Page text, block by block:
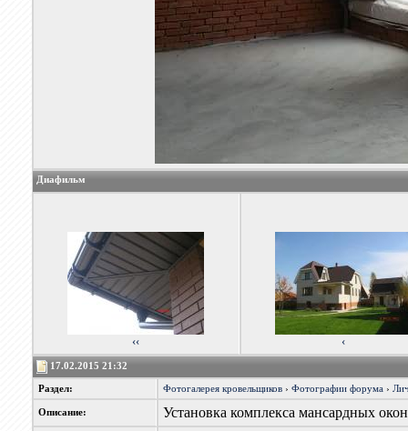
Диафильм
‹‹ ‹
17.02.2015 21:32
Раздел: Фотогалерея кровельщиков› Фотографии форума›
Описание: Установка комплекса мансардных